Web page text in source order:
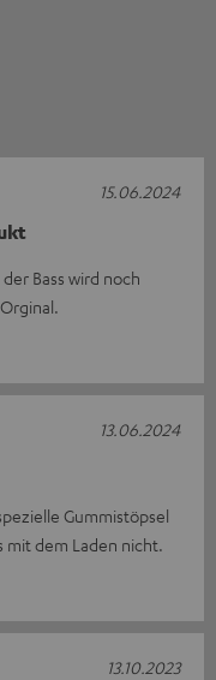
Bass wird noch
15.06.2024
Gummistöpsel
mit dem Laden nicht.
13.06.2024
13.10.2023